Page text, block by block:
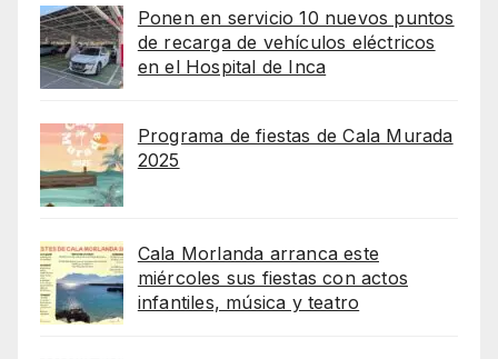
Ponen en servicio 10 nuevos puntos
de recarga de vehículos eléctricos
en el Hospital de Inca
Programa de fiestas de Cala Murada
2025
Cala Morlanda arranca este
miércoles sus fiestas con actos
infantiles, música y teatro